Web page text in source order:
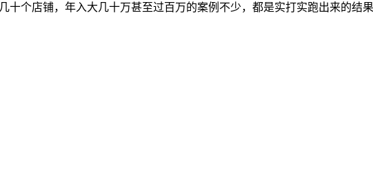
十个店铺，年入大几十万甚至过百万的案例不少，都是实打实跑出来的结